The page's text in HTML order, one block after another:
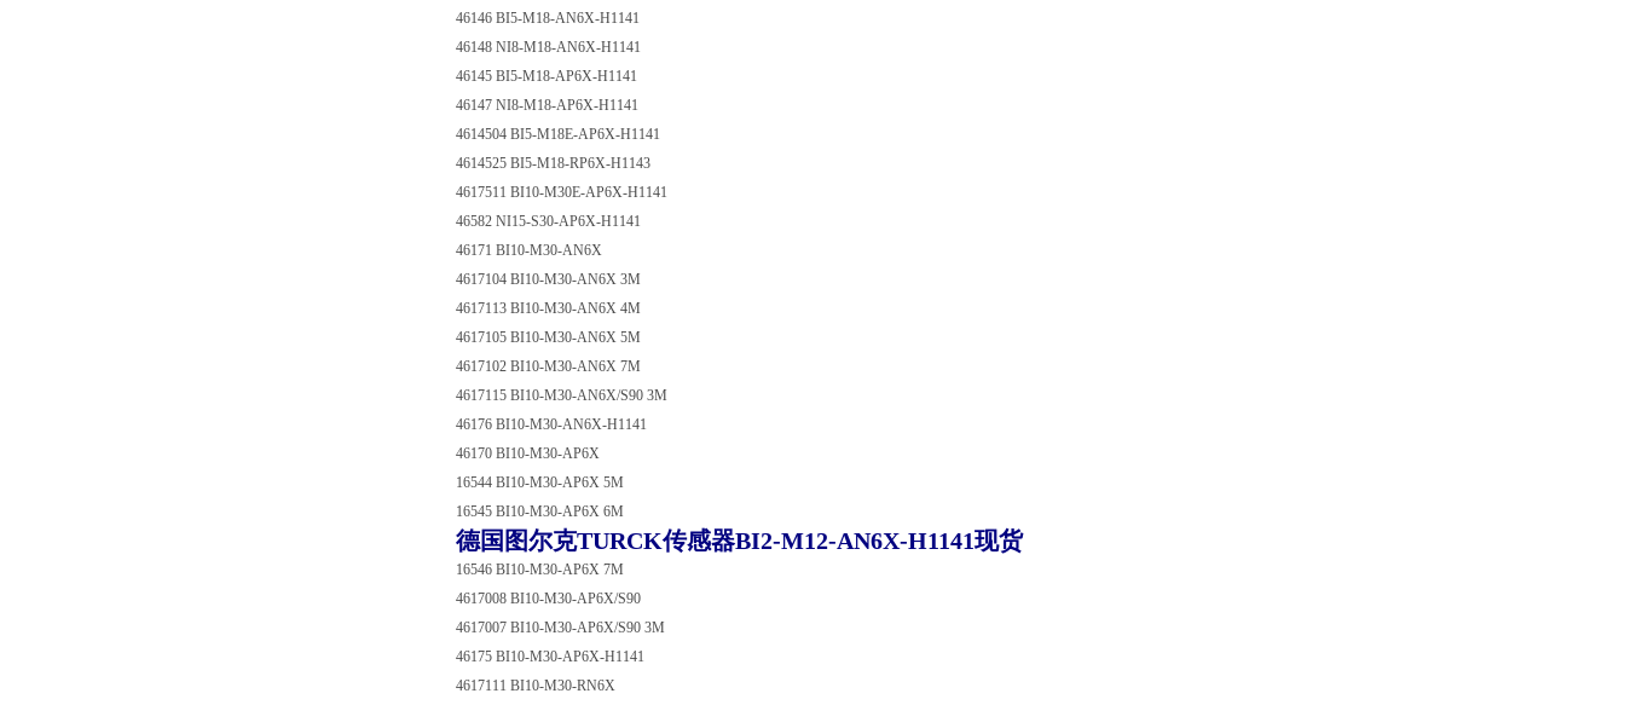
46146 BI5-M18-AN6X-H1141
46148 NI8-M18-AN6X-H1141
46145 BI5-M18-AP6X-H1141
46147 NI8-M18-AP6X-H1141
4614504 BI5-M18E-AP6X-H1141
4614525 BI5-M18-RP6X-H1143
4617511 BI10-M30E-AP6X-H1141
46582 NI15-S30-AP6X-H1141
46171 BI10-M30-AN6X
4617104 BI10-M30-AN6X 3M
4617113 BI10-M30-AN6X 4M
4617105 BI10-M30-AN6X 5M
4617102 BI10-M30-AN6X 7M
4617115 BI10-M30-AN6X/S90 3M
46176 BI10-M30-AN6X-H1141
46170 BI10-M30-AP6X
16544 BI10-M30-AP6X 5M
16545 BI10-M30-AP6X 6M
德国图尔克TURCK传感器BI2-M12-AN6X-H1141现货
16546 BI10-M30-AP6X 7M
4617008 BI10-M30-AP6X/S90
4617007 BI10-M30-AP6X/S90 3M
46175 BI10-M30-AP6X-H1141
4617111 BI10-M30-RN6X